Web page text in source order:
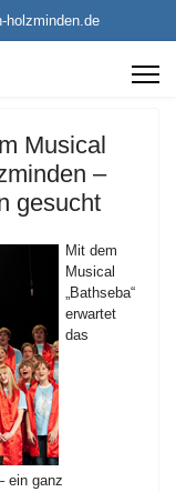
holzminden.de
Musical
–
gesucht
Mit dem
Musical
„Bathseba“
erwartet
das
ein ganz